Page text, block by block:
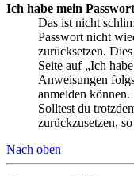
Ich habe mein
Das ist nicht
Passwort nicht
zurücksetzen.
Seite auf „Ich
Anweisungen
anmelden können.
Solltest du
zurückzusetzen,
Nach oben